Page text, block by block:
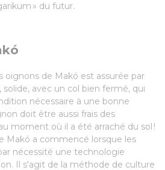
» du futur.
oignons de Makó est assurée par
avec un col bien fermé, qui
nécessaire à une bonne
doit être aussi frais des
moment où il a été arraché du sol !
Makó a commencé lorsque les
nécessité une technologie
Il s'agit de la méthode de culture